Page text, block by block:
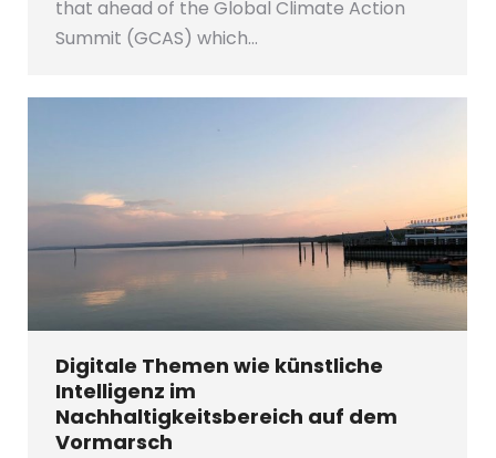
that ahead of the Global Climate Action
Summit (GCAS) which…
Digitale Themen wie künstliche
Intelligenz im
Nachhaltigkeitsbereich auf dem
Vormarsch